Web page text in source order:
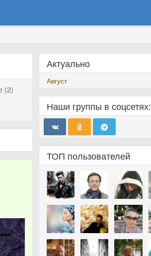
(2)
Актуально
Август
Наши группы в соцсетях:
ТОП пользователей